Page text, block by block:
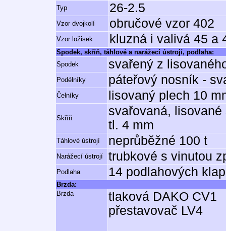
Typ
26-2.5
Vzor dvojkolí obručové vzor 402
Vzor ložisek kluzná i valivá 45 a
Spodek, skříň, táhlové a narážecí ústrojí, podlaha:
Spodek
svařený z
Podélníky páteřový nosník -
Čelníky lisovaný plech 10
Skříň
svařovaná,
tl. 4 mm
Táhlové ústrojí neprůběžné 100 t
Narážecí ústrojí trubkové s vinutou
Podlaha 14 podlahových
Brzda:
Brzda
tlaková DAKO CV1
přestavovač LV4